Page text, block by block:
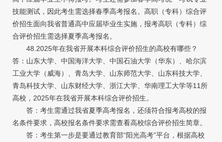
技能测试，因此考生需选择春季高考报名。高职（专科）综合评
价招生面向我省普通高中应届毕业生实施，报考高职（专科）综
合评价招生需选择夏季高考报名。
48.2025年在我省开展本科综合评价招生的高校有哪些？
答：山东大学、中国海洋大学、中国石油大学（华东）、哈尔滨
工业大学（威海）、青岛大学、山东师范大学、山东科技大学、
青岛科技大学、山东财经大学、浙江大学、华南理工大学等11所
高校，2025年在我省开展本科综合评价招生。
答：考生需通过我省夏季高考报名，还须符合报考高校的报
名条件要求，高校报名条件要求需查看高校综合评价招生简章。
答：考生第一步是要通过教育部“阳光高考”平台，根据高校